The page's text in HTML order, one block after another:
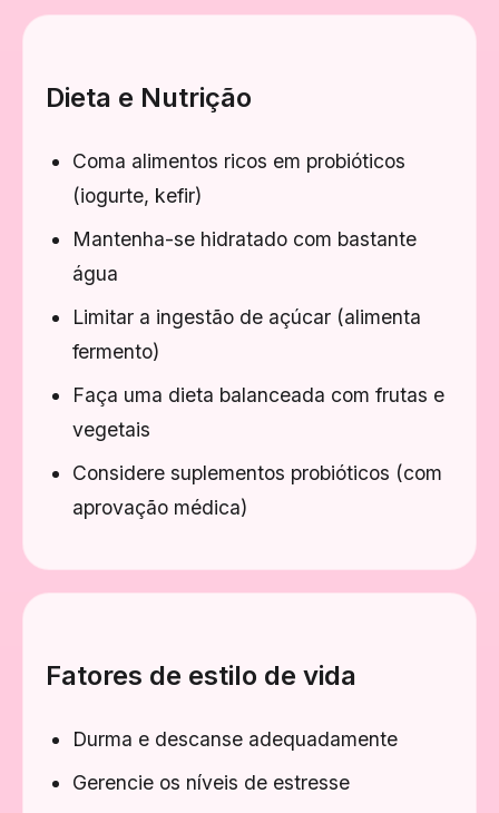
Dieta e Nutrição
Coma alimentos ricos em probióticos
(iogurte, kefir)
Mantenha-se hidratado com bastante
água
Limitar a ingestão de açúcar (alimenta
fermento)
Faça uma dieta balanceada com frutas e
vegetais
Considere suplementos probióticos (com
aprovação médica)
Fatores de estilo de vida
Durma e descanse adequadamente
Gerencie os níveis de estresse